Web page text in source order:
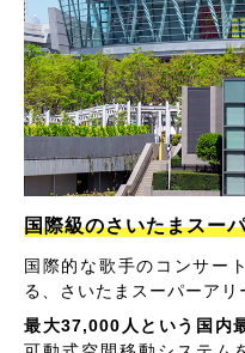
国際級のさいたまスー
国際的な歌手のコンサー
る、さいたまスーパーアリ
最大37,000人という国内